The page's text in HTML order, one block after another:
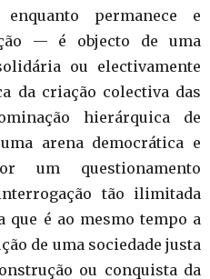
permanece e
— é objecto de uma
ou electivamente
da criação colectiva das
hierárquica de
arena democrática e
um questionamento
tão ilimitada
que é ao mesmo tempo a
de uma sociedade justa
ou conquista da